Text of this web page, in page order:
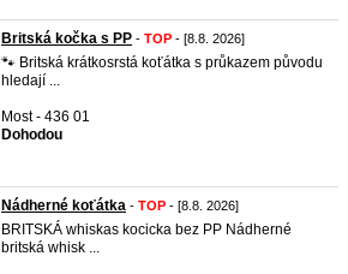
Britská kočka s PP - TOP - [8.8. 2026]
🐾 Britská krátkosrstá koťátka s průkazem původu
hledají ...
Most - 436 01
Dohodou
Nádherné koťátka - TOP - [8.8. 2026]
BRITSKÁ whiskas kocicka bez PP Nádherné
britská whisk ...